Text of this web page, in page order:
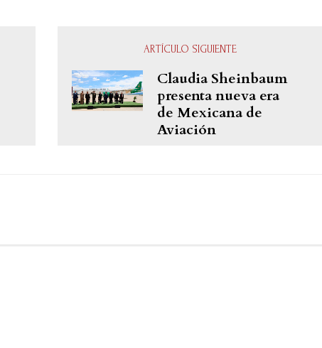
ARTÍCULO SIGUIENTE
Claudia Sheinbaum
presenta nueva era
de Mexicana de
Aviación